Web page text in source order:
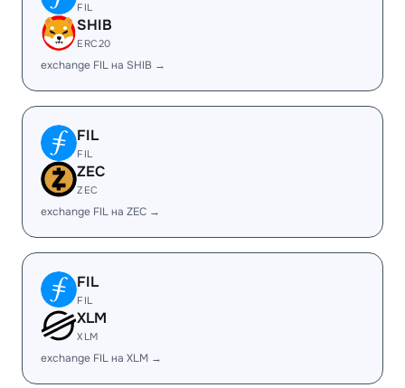
FIL
SHIB
ERC20
exchange FIL на SHIB →
FIL
FIL
ZEC
ZEC
exchange FIL на ZEC →
FIL
FIL
XLM
XLM
exchange FIL на XLM →